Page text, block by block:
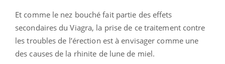
Et comme le nez bouché fait partie des effets
secondaires du Viagra, la prise de ce traitement contre
les troubles de l’érection est à envisager comme une
des causes de la rhinite de lune de miel.